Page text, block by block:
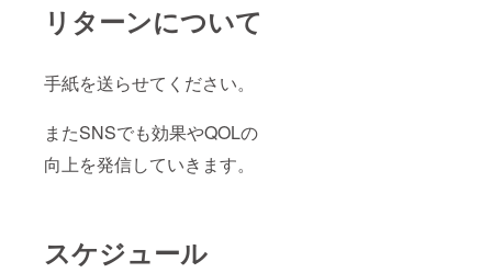
リターンについて
手紙を送らせてください。
またSNSでも効果やQOLの
向上を発信していきます。
スケジュール